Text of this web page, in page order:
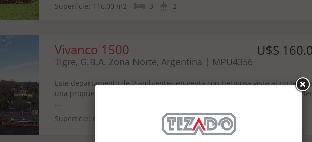
Superficie: 116,00 m2 3 2
Vivanco 1500 U$S
Tigre, G.B.A. Zona Norte, Argentina | MPU4356
Este departamento de 2 ambientes en venta con hermosa vista al rio tigre,
una propuesta que combina diseño contemporáneo, amplitud y una
...
Superficie: 65,70 m2 2